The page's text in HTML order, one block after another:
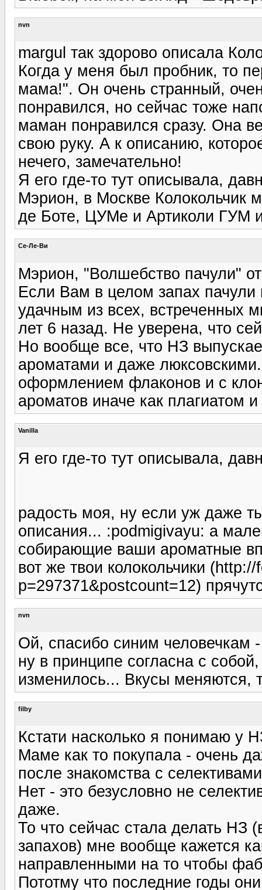
nvn
margul так здорово описала
Когда у меня был пробник, то
мама!". Он очень странный,
понравился, но сейчас тоже
маман понравился сразу. Она
свою руку. А к описанию,
нечего, замечательно!
Я его где-то тут описывала,
Мэрион, в Москве Колокольчик
де Боте, ЦУМе и Артиколи ГУМ
Се-Ле-Ви
Мэрион, "Волшебство пачули"
Если Вам в целом запах пачули
удачным из всех, встреченных
лет 6 назад. Не уверена, что
Но вообще все, что НЗ
ароматами и даже
оформлением флаконов и с
ароматов иначе как плагиатом
Vanilla
Я его где-то тут описывала,
радость моя, ну если уж даже
описания... :podmigivayu: а
собирающие ваши ароматные
вот же твои колокольчики
p=297371&postcount=12)
nvn
Ой, спасибо синим человечкам
ну в принципе согласна с
изменилось... Вкусы меняются,
filby
Кстати насколько я понимаю у
Маме как то покупала - очень
после знакомства с
Нет - это безусловно не
даже.
То что сейчас стала делать НЗ
запахов) мне вообще кажется
направленными на то чтобы
Пототму что последние годы